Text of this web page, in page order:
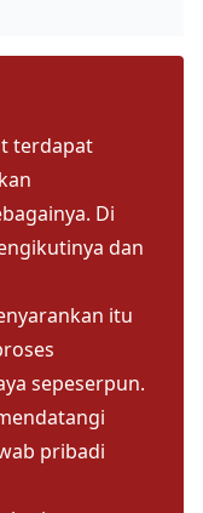
terdapat
Di
dan
itu
sepeserpun.
pribadi